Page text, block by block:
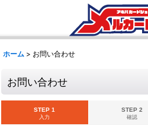
ホーム > お問い合わせ
お問い合わせ
STEP 1
入力
STEP 2
確認